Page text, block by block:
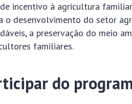
incentivo à agricultura
o desenvolvimento do setor
a preservação do meio
familiares.
do